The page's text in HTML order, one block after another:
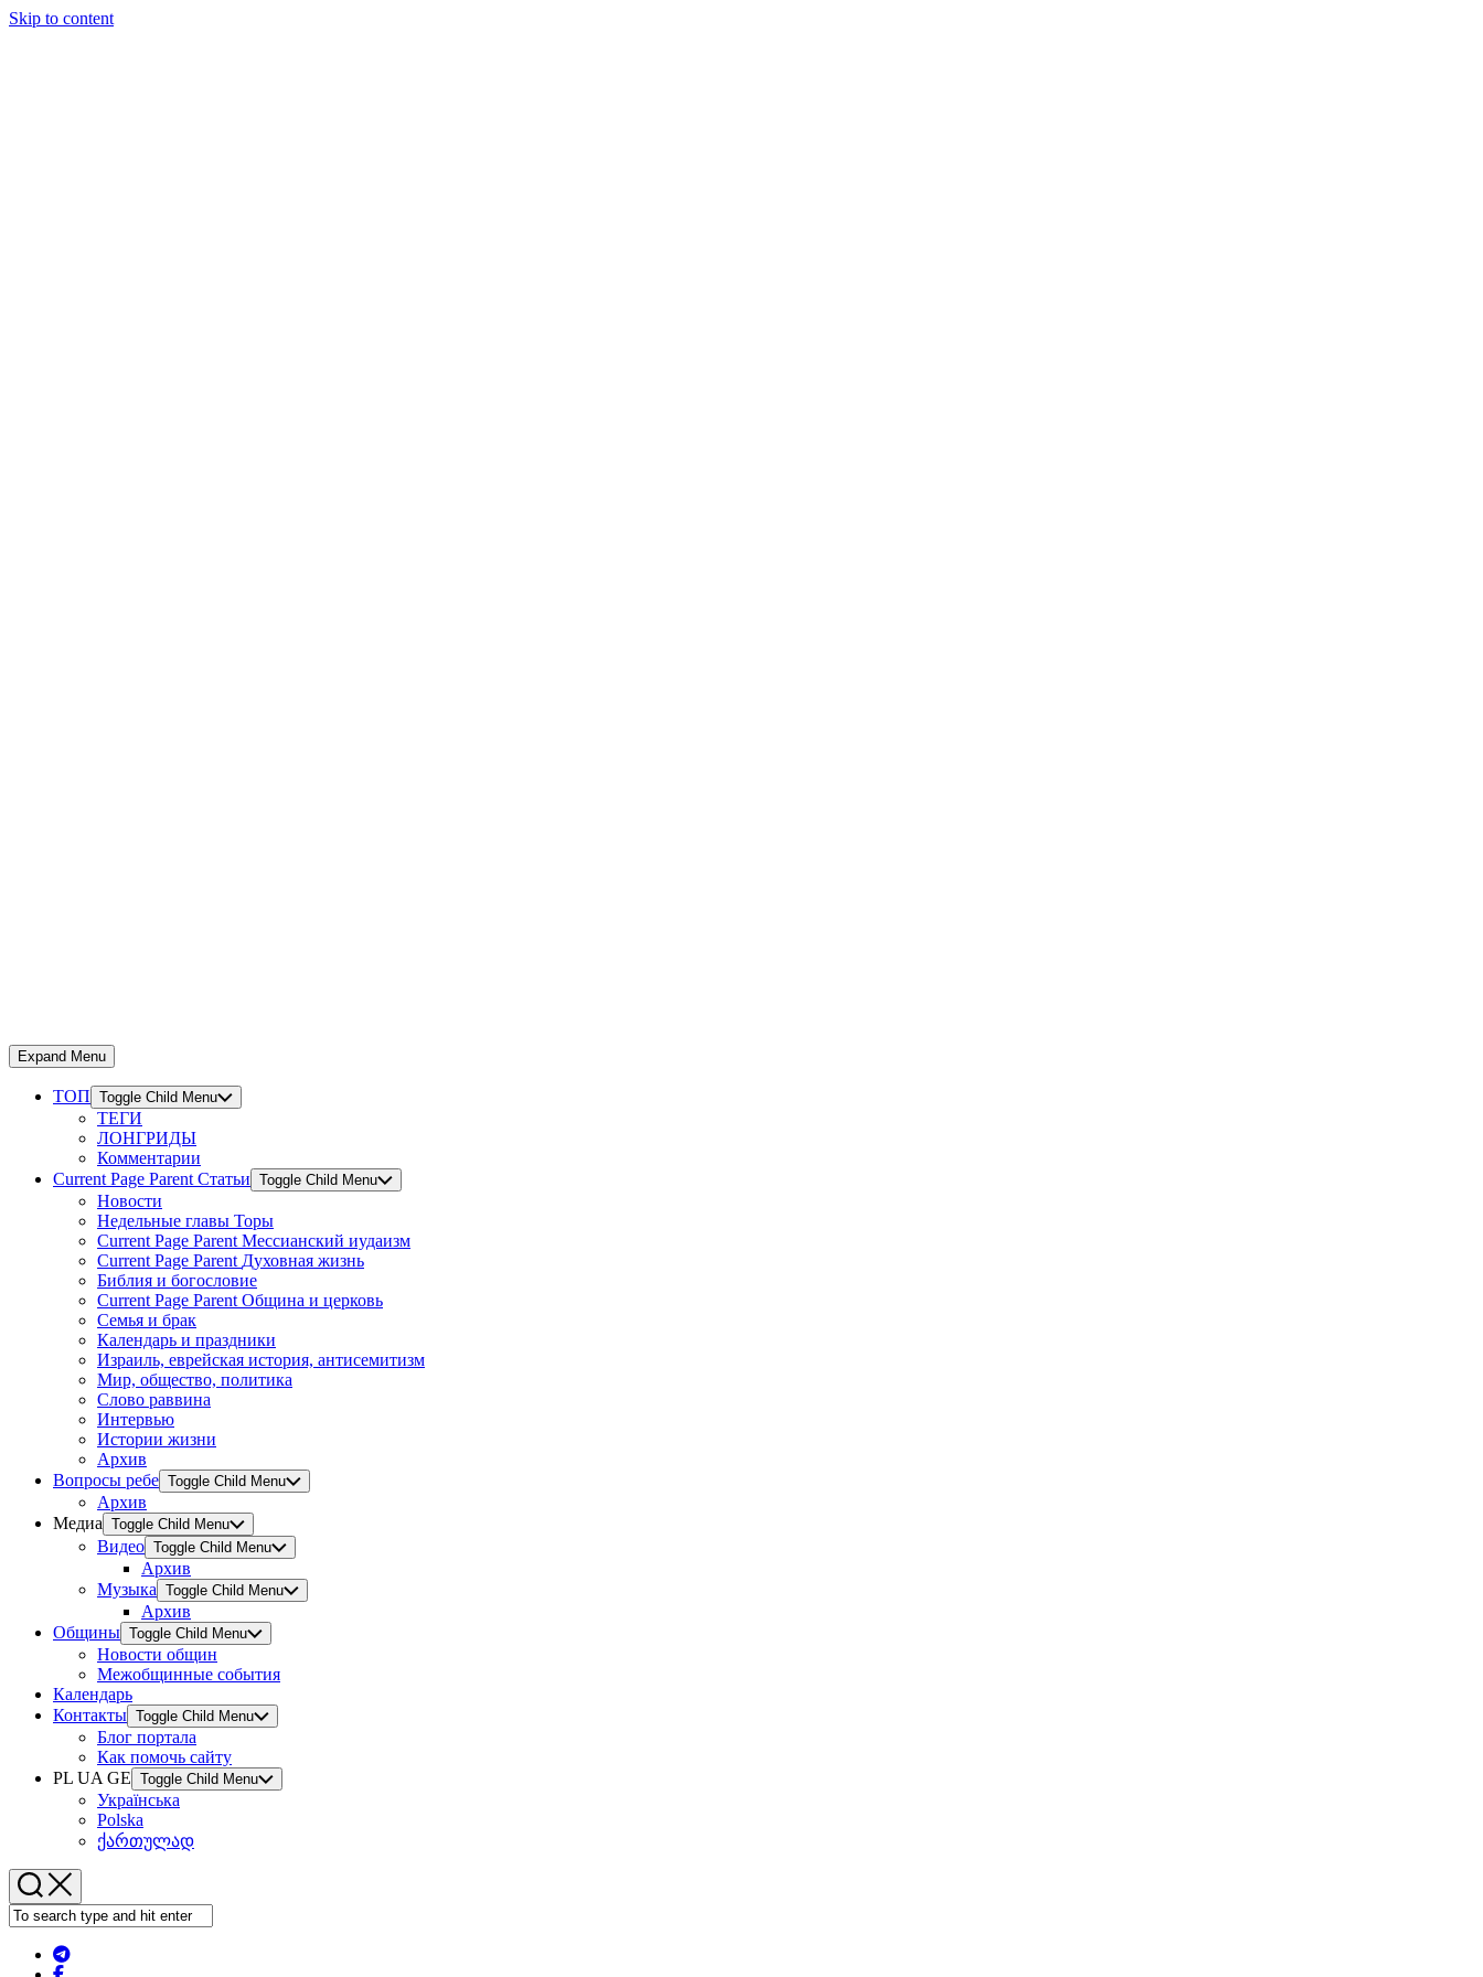
Skip to content
Expand Menu
ТОП Toggle Child Menu
ТЕГИ
ЛОНГРИДЫ
Комментарии
Current Page Parent Статьи Toggle Child Menu
Новости
Недельные главы Торы
Current Page Parent Мессианский иудаизм
Current Page Parent Духовная жизнь
Библия и богословие
Current Page Parent Община и церковь
Семья и брак
Календарь и праздники
Израиль, еврейская история, антисемитизм
Мир, общество, политика
Слово раввина
Интервью
Истории жизни
Архив
Вопросы ребе Toggle Child Menu
Архив
Медиа Toggle Child Menu
Видео Toggle Child Menu
Архив
Музыка Toggle Child Menu
Архив
Общины Toggle Child Menu
Новости общин
Межобщинные события
Календарь
Контакты Toggle Child Menu
Блог портала
Как помочь сайту
PL UA GE Toggle Child Menu
Українська
Polska
ქართულად